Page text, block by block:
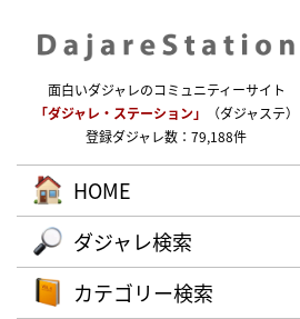
面白いダジャレのコミュニティーサイト
「ダジャレ・ステーション」
（ダジャステ）
登録ダジャレ数：79,188件
HOME
ダジャレ検索
カテゴリー検索